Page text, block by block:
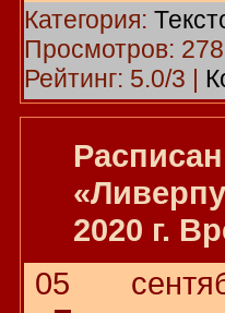
Категория:
Просмотров:
Рейтинг: 5.0/3 |
2020 г.
05